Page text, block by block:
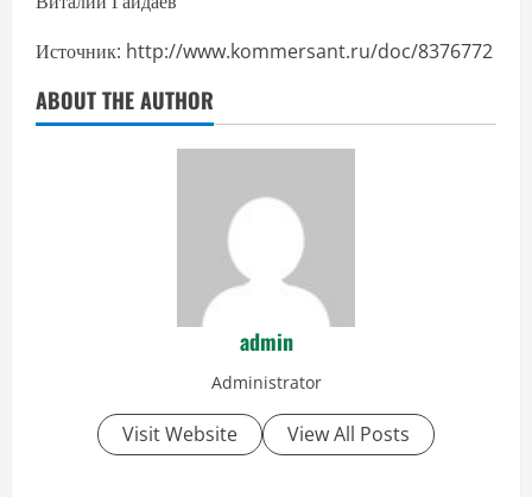
Источник: http://www.kommersant.ru/doc/8376772
ABOUT THE AUTHOR
admin
Administrator
Visit Website View All Posts